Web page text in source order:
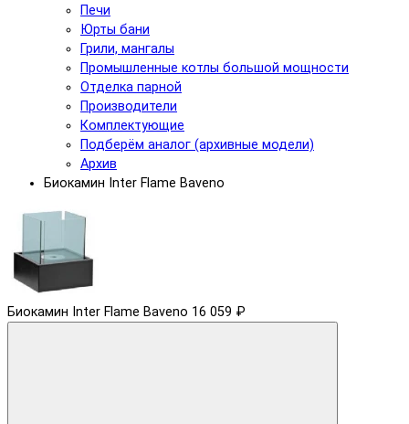
Печи
Юрты бани
Грили, мангалы
Промышленные котлы большой мощности
Отделка парной
Производители
Комплектующие
Подберём аналог (архивные модели)
Архив
Биокамин Inter Flame Baveno
Биокамин Inter Flame Baveno 16 059 ₽